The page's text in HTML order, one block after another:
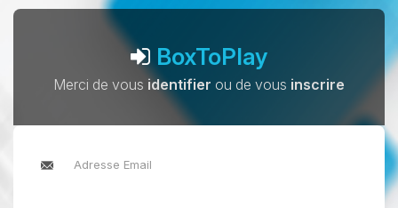
BoxToPlay
Merci de vous identifier ou de vous inscrire